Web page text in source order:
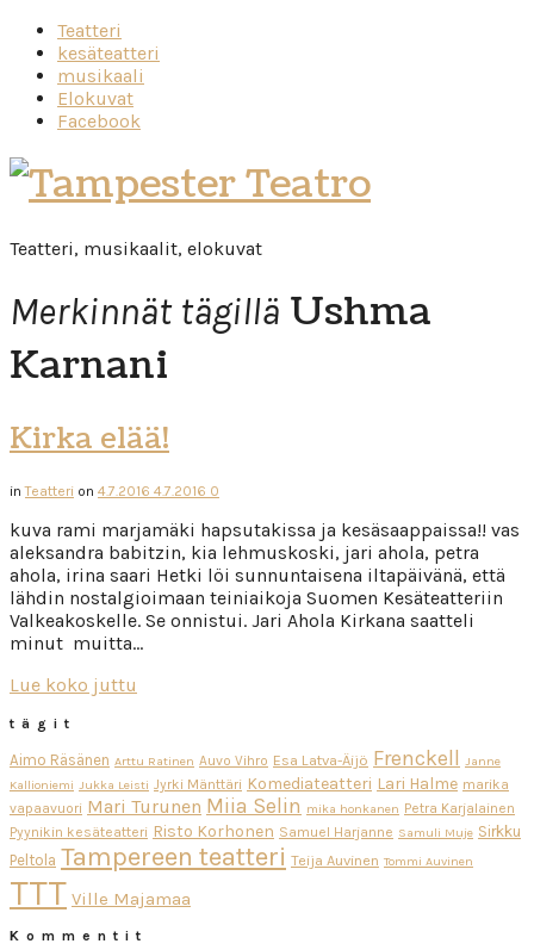
Teatteri
kesäteatteri
musikaali
Elokuvat
Facebook
Tampester
Teatro
Teatteri, musikaalit, elokuvat
Merkinnät tägillä Ushma
Karnani
Kirka elää!
inTeatteri on 4.7.2016 4.7.2016 0
kuva rami marjamäki hapsutakissa ja kesäsaappaissa!! vas
aleksandra babitzin, kia lehmuskoski, jari ahola, petra
ahola, irina saari Hetki löi sunnuntaisena iltapäivänä, että
lähdin nostalgioimaan teiniaikoja Suomen Kesäteatteriin
Valkeakoskelle. Se onnistui. Jari Ahola Kirkana saatteli
minut muitta…
Lue koko juttu
tägit
Aimo Räsänen Arttu Ratinen Auvo Vihro Esa Latva-Äijö Frenckell Janne
Kallioniemi Jukka Leisti Jyrki Mänttäri Komediateatteri Lari Halme marika
vapaavuori Mari Turunen Miia Selin mika honkanen Petra Karjalainen
Pyynikin kesäteatteri Risto Korhonen Samuel Harjanne Samuli Muje Sirkku
Peltola Tampereen teatteri Teija Auvinen Tommi Auvinen
TTT Ville Majamaa
Kommentit